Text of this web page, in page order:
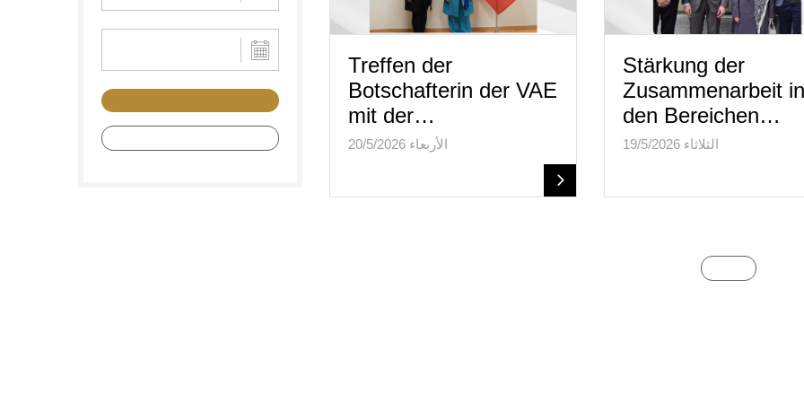
Treffen der
Botschafterin der VAE
mit der…
الأربعاء 20/5/2026
Stärkung der
Zusammenarbeit in
den Bereichen…
الثلاثاء 19/5/2026